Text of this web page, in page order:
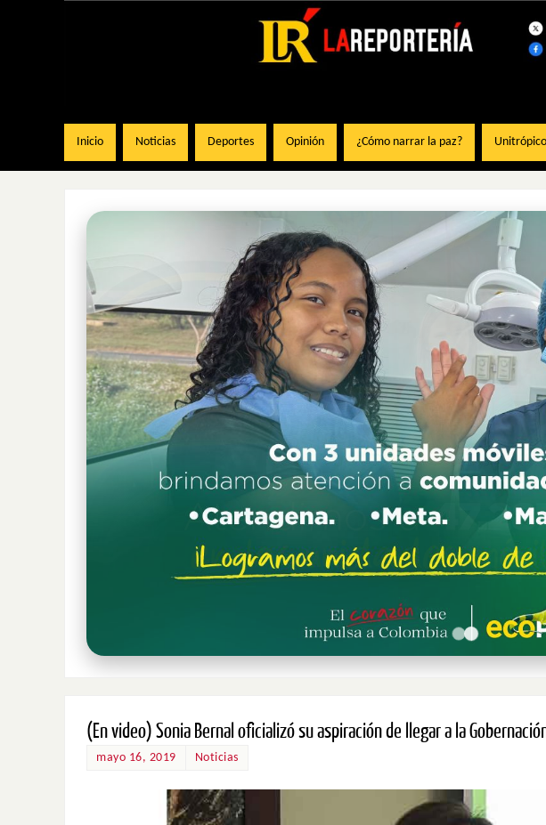
Inicio Noticias Deportes Opinión ¿Cómo narrar la paz? Unitrópico
(En video) Sonia Bernal oficializó su aspiración de llegar a la
mayo 16, 2019 Noticias